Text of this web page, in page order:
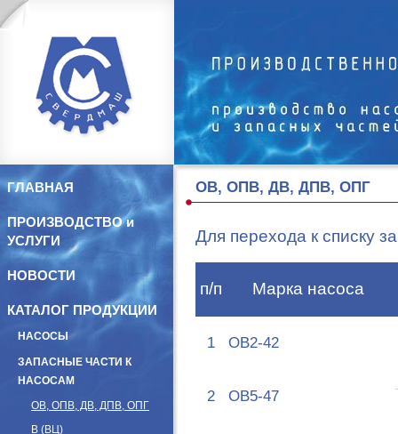
ГЛАВНАЯ
ПРОИЗВОДСТВО и
УСЛУГИ
НОВОСТИ
КАТАЛОГ ПРОДУКЦИИ
НАСОСЫ
ЗАПАСНЫЕ ЧАСТИ К
НАСОСАМ
ОВ, ОПВ, ДВ, ДПВ, ОПГ
В (ВЦ)
ОВ, ОПВ, ДВ, ДПВ, ОПГ
Для перехода к списку
п/п Марка насоса
1 ОВ2-42
2 ОВ5-47